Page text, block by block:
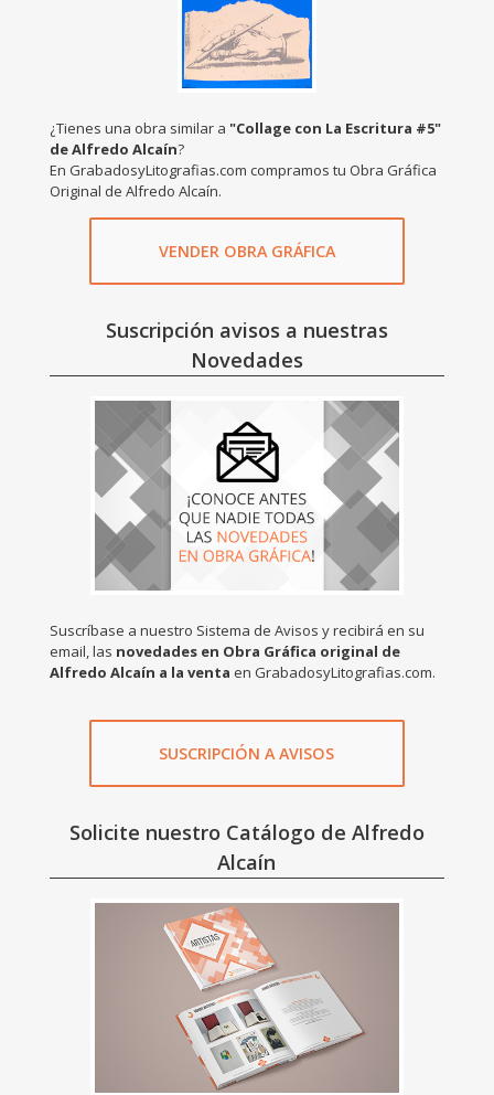
¿Tienes una obra similar a "Collage con La Escritura #5"
de Alfredo Alcaín?
En GrabadosyLitografias.com compramos tu Obra Gráfica
Original de Alfredo Alcaín.
VENDER OBRA GRÁFICA
Suscripción avisos a nuestras
Novedades
Suscríbase a nuestro Sistema de Avisos y recibirá en su
email, las novedades en Obra Gráfica original de
Alfredo Alcaín a la venta en GrabadosyLitografias.com.
SUSCRIPCIÓN A AVISOS
Solicite nuestro Catálogo de Alfredo
Alcaín